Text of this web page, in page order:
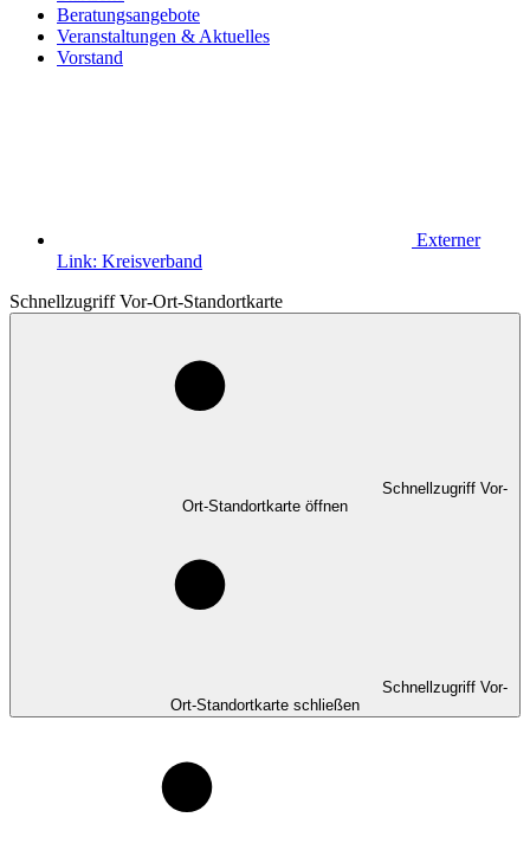
Beratungsangebote
Veranstaltungen & Aktuelles
Vorstand
Externer
Link: Kreisverband
Schnellzugriff Vor-Ort-Standortkarte
Schnellzugriff Vor-
Ort-Standortkarte öffnen
Schnellzugriff Vor-
Ort-Standortkarte schließen